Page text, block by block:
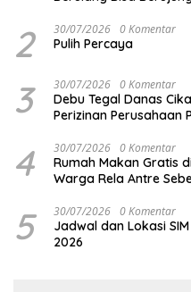
2 30/07/2026 0 Komentar
Pulih Percaya
3 30/07/2026 0 Komentar
Debu Tegal Danas
Perizinan Perusahaan
4 30/07/2026 0 Komentar
Rumah Makan Gratis
Warga Rela Antre
5 30/07/2026 0 Komentar
Jadwal dan Lokasi
2026